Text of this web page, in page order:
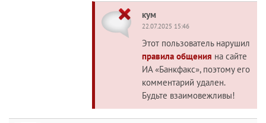
кум
22.07.2025 15:46
Этот пользователь нарушил
правила общения на сайте
ИА «Банкфакс», поэтому его
комментарий удален.
Будьте взаимовежливы!